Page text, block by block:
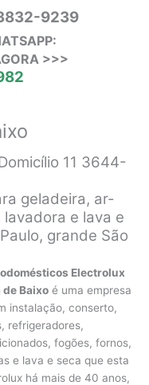
9239
>>>
11 3644-
geladeira, ar-
e lava e
grande São
Electrolux
Baixo é uma empresa
instalação, conserto,
refrigeradores,
fogões, fornos,
e lava e seca que esta
há mais de 40 anos,